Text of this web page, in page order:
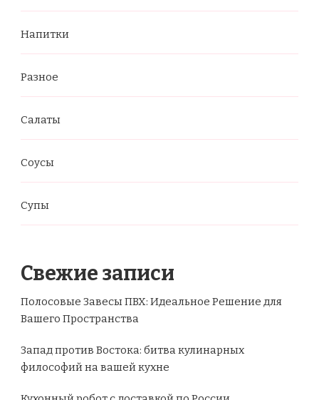
Напитки
Разное
Салаты
Соусы
Супы
Свежие записи
Полосовые Завесы ПВХ: Идеальное Решение для
Вашего Пространства
Запад против Востока: битва кулинарных
философий на вашей кухне